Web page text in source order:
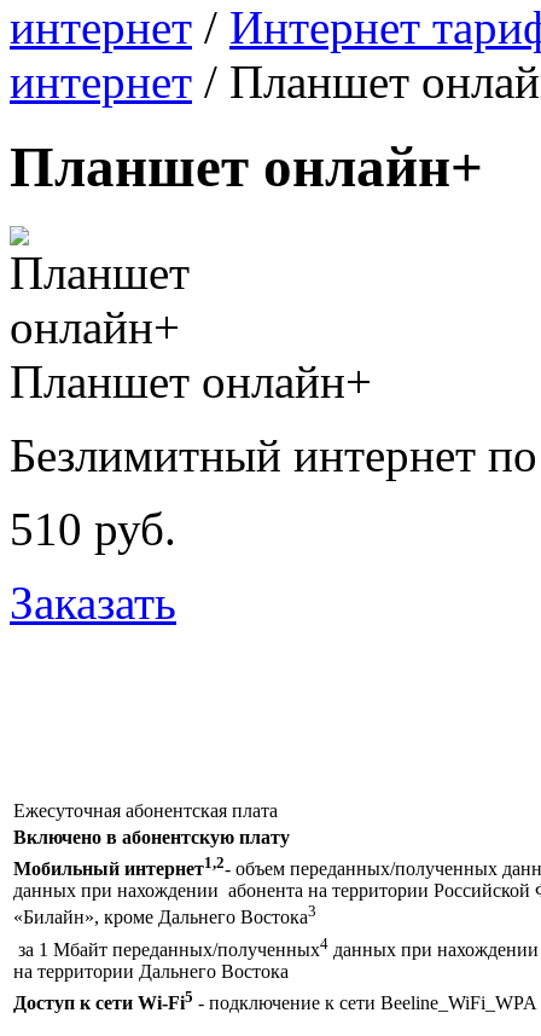
интернет / Интернет
интернет / Планшет
Планшет онлайн+
Планшет онлайн+
Безлимитный интернет
510 руб.
Заказать
Ежесуточная абонентская плата
Включено в абонентскую плату
Мобильный интернет1,2- объем переданных/полученных
данных при нахождении абонента на территории Российской
«Билайн», кроме Дальнего Востока3
за 1 Мбайт переданных/полученных4 данных при нахождении
на территории Дальнего Востока
Доступ к сети Wi-Fi5 - подключение к сети Beeline_WiFi_WPA